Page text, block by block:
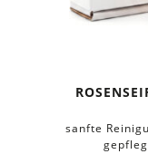
sanfte